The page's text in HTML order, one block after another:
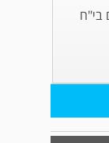
בי"ח